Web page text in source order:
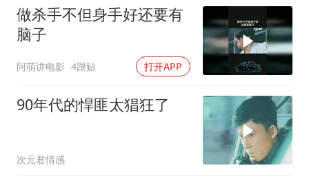
做杀手不但身手好还要有
脑子
阿萌讲电影 4跟贴 打开APP
90年代的悍匪太猖狂了
次元君情感